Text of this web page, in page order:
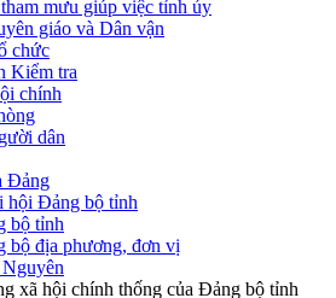
mưu giúp việc tỉnh ủy
giáo và Dân vận
chức
Kiểm tra
chính
dân
Đảng
hội Đảng bộ tỉnh
bộ tỉnh
bộ địa phương, đơn vị
xã hội chính thống của Đảng bộ tỉnh